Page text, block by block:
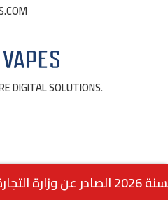
DIGITAL SOLUTIONS.
د.ك3.000
Out
of
stock